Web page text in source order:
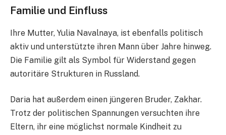
Familie und Einfluss
Ihre Mutter, Yulia Navalnaya, ist ebenfalls politisch
aktiv und unterstützte ihren Mann über Jahre hinweg.
Die Familie gilt als Symbol für Widerstand gegen
autoritäre Strukturen in Russland.
Daria hat außerdem einen jüngeren Bruder, Zakhar.
Trotz der politischen Spannungen versuchten ihre
Eltern, ihr eine möglichst normale Kindheit zu